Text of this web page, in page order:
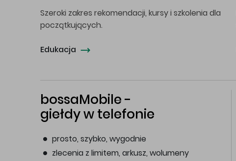
Szeroki zakres rekomendacji, kursy i szkolenia dla
początkujących.
Edukacja
bossaMobile -
giełdy w telefonie
prosto, szybko, wygodnie
zlecenia z limitem, arkusz, wolumeny